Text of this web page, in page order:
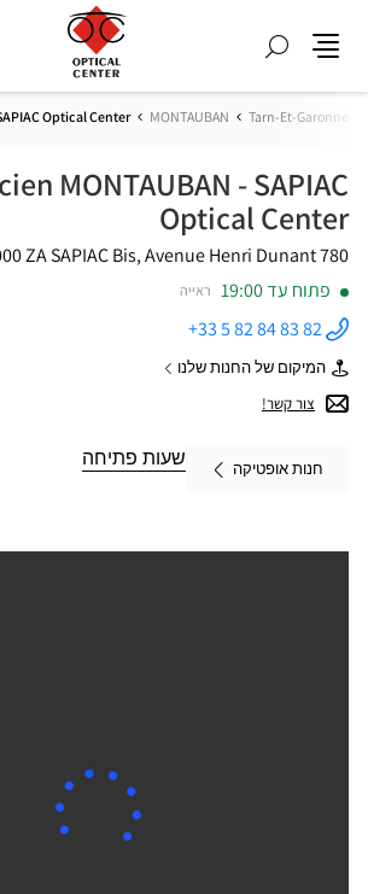
חפש
Tarn-Et-Garonne
MONTAUBAN
Optical Center
MONTAUBAN - SAPIAC
Optical Center
780 Bis, Avenue Henri Dunant
ZA SAPIAC
פתוח עד 19:00
ראייה
התקשר
לחנות
Opticien
MONTAUBAN
- SAPIAC
+33 5 82 84 83 82
המיקום של החנות שלנו של
Opticien
MONTAUBAN
Optical
צור קשר!
חנות אופטיקה
שעות פתיחה